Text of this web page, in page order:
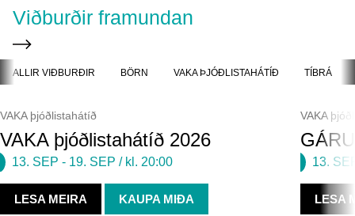
Viðburðir framundan
ALLIR VIÐBURÐIR BÖRN VAKA ÞJÓÐLISTAHÁTÍÐ TÍBRÁ
VAKA þjóðlistahátíð
VAKA þjóðlistahátíð 2026
13. SEP - 19. SEP / kl. 20:00
LESA MEIRA KAUPA MIÐA
VAKA
13.
LESA